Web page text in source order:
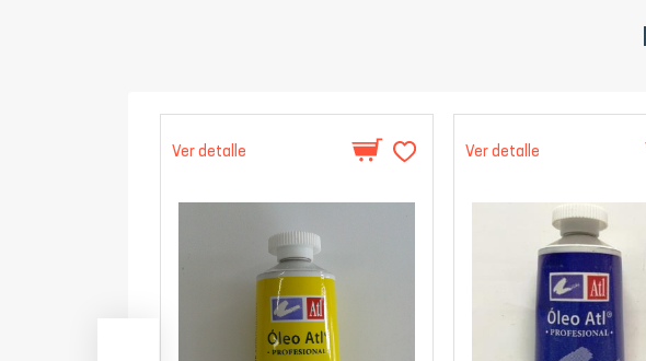
Ver detalle Ver detalle